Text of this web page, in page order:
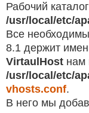
Рабочий
/usr/local/etc/
Все
8.1 держит
VirtaulHost нам
/usr/local/etc/
vhosts.conf.
В него мы